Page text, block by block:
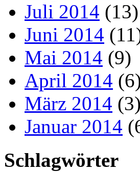
Juli 2014 (13)
Juni 2014
Mai 2014 (9)
April 2014
März 2014 (3)
Januar 2014
Schlagwörter